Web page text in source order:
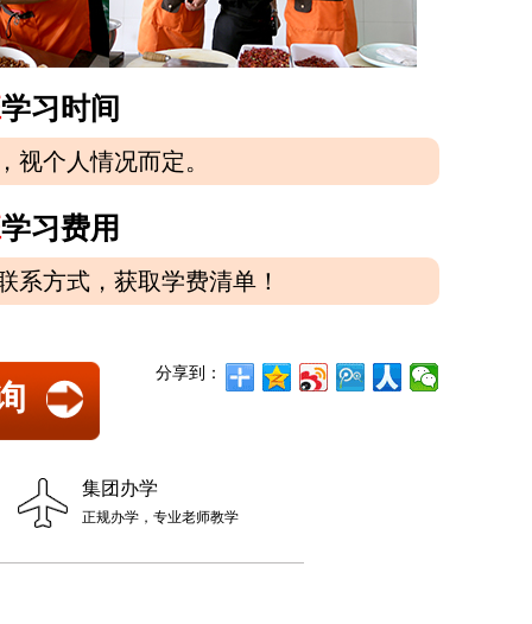
学习时间
视个人情况而定。
学习费用
系方式，获取学费清单！
分享到：
集团办学
正规办学，专业老师教学